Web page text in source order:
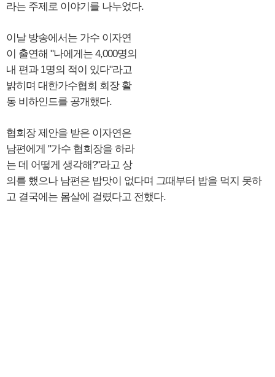
라는 주제로 이야기를 나누었다.
이날 방송에서는 가수 이자연
이 출연해 "나에게는 4,000명의
내 편과 1명의 적이 있다"라고
밝히며 대한가수협회 회장 활
동 비하인드를 공개했다.
협회장 제안을 받은 이자연은
남편에게 "가수 협회장을 하라
는 데 어떻게 생각해?"라고 상
의를 했으나 남편은 밥맛이 없다며 그때부터 밥을 먹지 못하
고 결국에는 몸살에 걸렸다고 전했다.